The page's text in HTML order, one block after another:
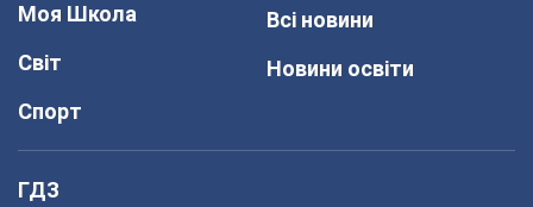
Моя Школа
Світ
Спорт
Всі новини
Новини освіти
ГДЗ